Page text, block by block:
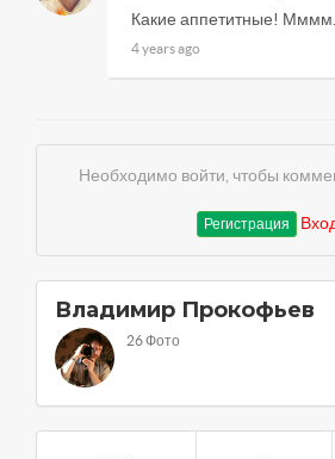
Какие аппетитные! Мммм.
4 years ago
Необходимо войти, чтобы
Регистрация
Владимир Прокофьев
26 Фото